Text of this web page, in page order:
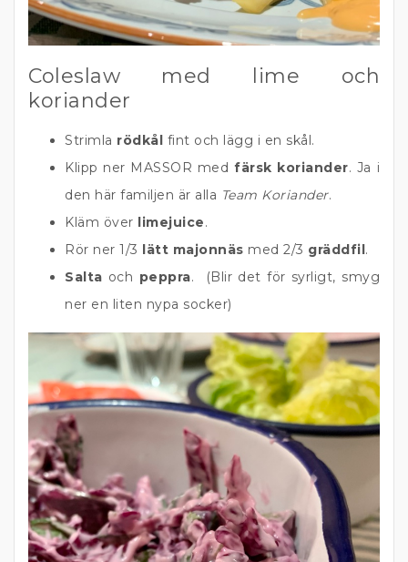
Coleslaw med lime och
koriander
Strimla rödkål fint och lägg i en skål.
Klipp ner MASSOR medfärsk koriander. Ja i
den här familjen är alla Team Koriander.
Kläm över limejuice.
Rör ner 1/3 lätt majonnäs med 2/3 gräddfil.
Salta och peppra. (Blir det för syrligt, smyg
ner en liten nypa socker)